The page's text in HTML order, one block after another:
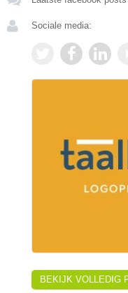
Sociale media:
BEKIJK VOLLEDIG